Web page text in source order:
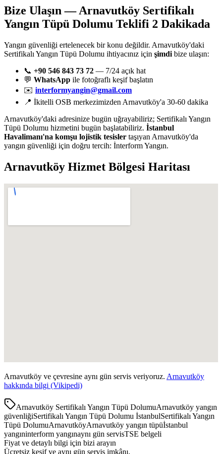
Bize Ulaşın — Arnavutköy Sertifikalı
Yangın Tüpü Dolumu Teklifi 2 Dakikada
Yangın güvenliği ertelenecek bir konu değildir. Arnavutköy'daki
Sertifikalı Yangın Tüpü Dolumu ihtiyacınız için şimdi bize ulaşın:
📞 +90 546 843 73 72 — 7/24 açık hat
💬 WhatsApp ile fotoğraflı keşif başlatın
✉️ interformyangin@gmail.com
📍 İkitelli OSB merkezimizden Arnavutköy'a 30-60 dakika
Arnavutköy'daki adresinize bugün uğrayabiliriz; Sertifikalı Yangın
Tüpü Dolumu hizmetini bugün başlatabiliriz. İstanbul
Havalimanı'na komşu lojistik tesisler taşıyan Arnavutköy'da
yangın güvenliği için doğru tercih: İnterform Yangın.
Arnavutköy Hizmet Bölgesi Haritası
Arnavutköy ve çevresine aynı gün servis veriyoruz. Arnavutköy
hakkında bilgi (Vikipedi)
Arnavutköy Sertifikalı Yangın Tüpü DolumuArnavutköy yangın
güvenliğiSertifikalı Yangın Tüpü Dolumu İstanbulSertifikalı Yangın
Tüpü DolumuArnavutköyArnavutköy yangın tüpüİstanbul
yangıninterform yangınaynı gün servisTSE belgeli
Fiyat ve detaylı bilgi için bizi arayın
Ücretsiz keşif ve aynı gün servis imkânı.